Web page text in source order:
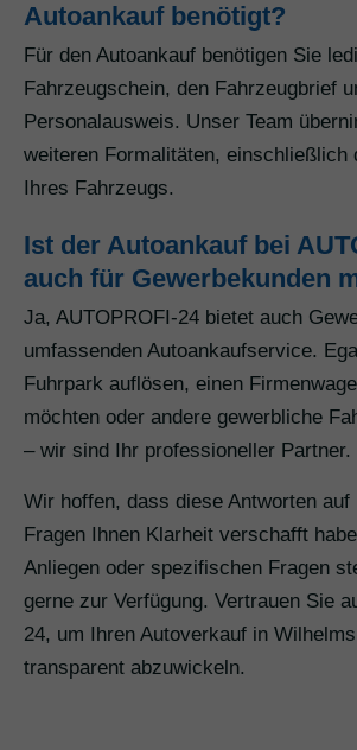
Autoankauf benötigt?
Für den Autoankauf benötigen Sie
Fahrzeugschein, den Fahrzeugbrief
Personalausweis. Unser Team
weiteren Formalitäten, einschließlich
Ihres Fahrzeugs.
Ist der Autoankauf bei
auch für Gewerbekunden
Ja, AUTOPROFI-24 bietet auch
umfassenden Autoankaufservice.
Fuhrpark auflösen, einen
möchten oder andere gewerbliche
– wir sind Ihr professioneller Partner.
Wir hoffen, dass diese Antworten auf
Fragen Ihnen Klarheit verschafft
Anliegen oder spezifischen Fragen
gerne zur Verfügung. Vertrauen Sie
24, um Ihren Autoverkauf in
transparent abzuwickeln.